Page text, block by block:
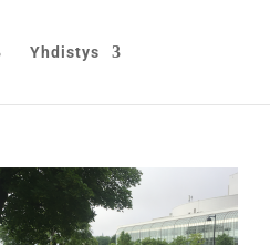
Yhdistys